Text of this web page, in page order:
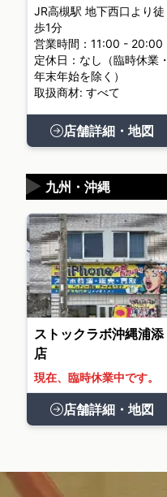
JR高槻駅 地下西口より徒
歩1分
営業時間：11:00 - 20:00
定休日：なし（臨時休業・
年末年始を除く）
取扱商材: すべて
店舗詳細・地図
九州・沖縄
▶
ストックラボ沖縄浦添
店
現在、臨時休業中です。
店舗詳細・地図